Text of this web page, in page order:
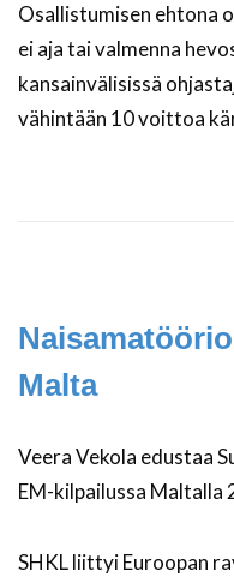
Osallistumisen ehtona
ei aja tai valmenna
kansainvälisissä
vähintään 10 voittoa
Malta
Veera Vekola edustaa
EM-kilpailussa Maltalla
SHKL liittyi Euroopan